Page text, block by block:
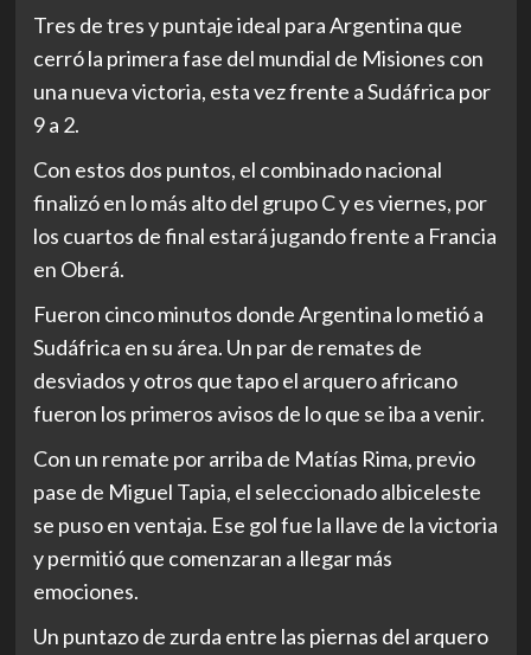
Tres de tres y puntaje ideal para Argentina que
cerró la primera fase del mundial de Misiones con
una nueva victoria, esta vez frente a Sudáfrica por
9 a 2.
Con estos dos puntos, el combinado nacional
finalizó en lo más alto del grupo C y es viernes, por
los cuartos de final estará jugando frente a Francia
en Oberá.
Fueron cinco minutos donde Argentina lo metió a
Sudáfrica en su área. Un par de remates de
desviados y otros que tapo el arquero africano
fueron los primeros avisos de lo que se iba a venir.
Con un remate por arriba de Matías Rima, previo
pase de Miguel Tapia, el seleccionado albiceleste
se puso en ventaja. Ese gol fue la llave de la victoria
y permitió que comenzaran a llegar más
emociones.
Un puntazo de zurda entre las piernas del arquero